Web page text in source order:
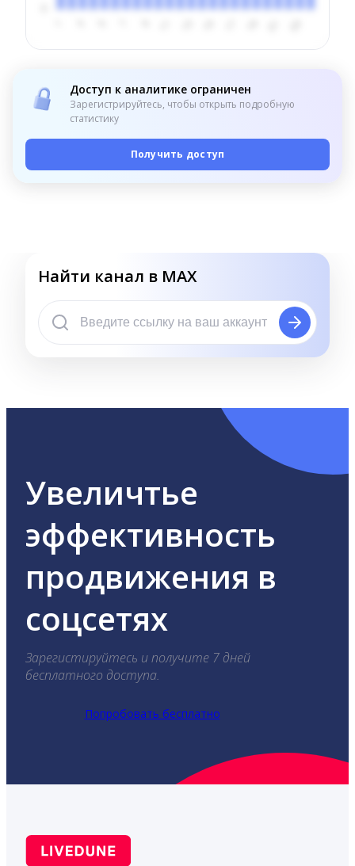
Доступ к аналитике ограничен
Зарегистрируйтесь, чтобы открыть подробную
статистику
Получить доступ
Найти канал в MAX
Увеличтье
эффективность
продвижения в
соцсетях
Зарегистируйтесь и получите 7 дней
бесплатного доступа.
Попробовать бесплатно